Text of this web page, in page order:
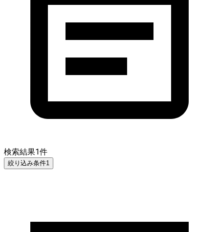
検索結果1件
絞り込み条件1